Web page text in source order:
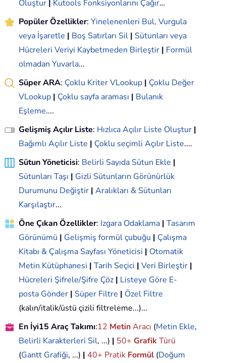
Oluştur Kutools Fonksiyonlarını Çağır…
Popüler Özellikler: Yinelenenleri Bul, Vurgula
veya İşaretle | Boş Satırları Sil | Sütunları veya
Hücreleri Veriyi Kaybetmeden Birleştir | Formül
olmadan Yuvarla...
Süper ARA: Çoklu Kriter VLookup | Çoklu Değer
VLookup | Çoklu sayfa araması | Bulanık
Eşleme....
Gelişmiş Açılır Liste: Hızlıca Açılır Liste Oluştur |
Bağımlı Açılır Liste | Çoklu seçimli Açılır Liste....
Sütun Yöneticisi: Belirli Sayıda Sütun Ekle |
Sütunları Taşı | Gizli Sütunların Görünürlük
Durumunu Değiştir | Aralıkları & Sütunları
Karşılaştır...
Öne Çıkan Özellikler: Izgara Odaklama | Tasarım
Görünümü | Gelişmiş formül çubuğu | Çalışma
Kitabı & Çalışma Sayfası Yöneticisi | Otomatik
Metin Kütüphanesi | Tarih Seçici | Veri Birleştir |
Hücreleri Şifrele/Şifre Çöz | Listeye Göre E-
posta Gönder | Süper Filtre | Özel Filtre
(kalın/italik/üstü çizili filtreleme...)...
En İyi15 Araç Takımı:12 MetinAracı (Metin Ekle,
Belirli Karakterleri Sil, ...) | 50+ GrafikTürü
(Gantt Grafiği, ...) | 40+ Pratik Formül (Doğum